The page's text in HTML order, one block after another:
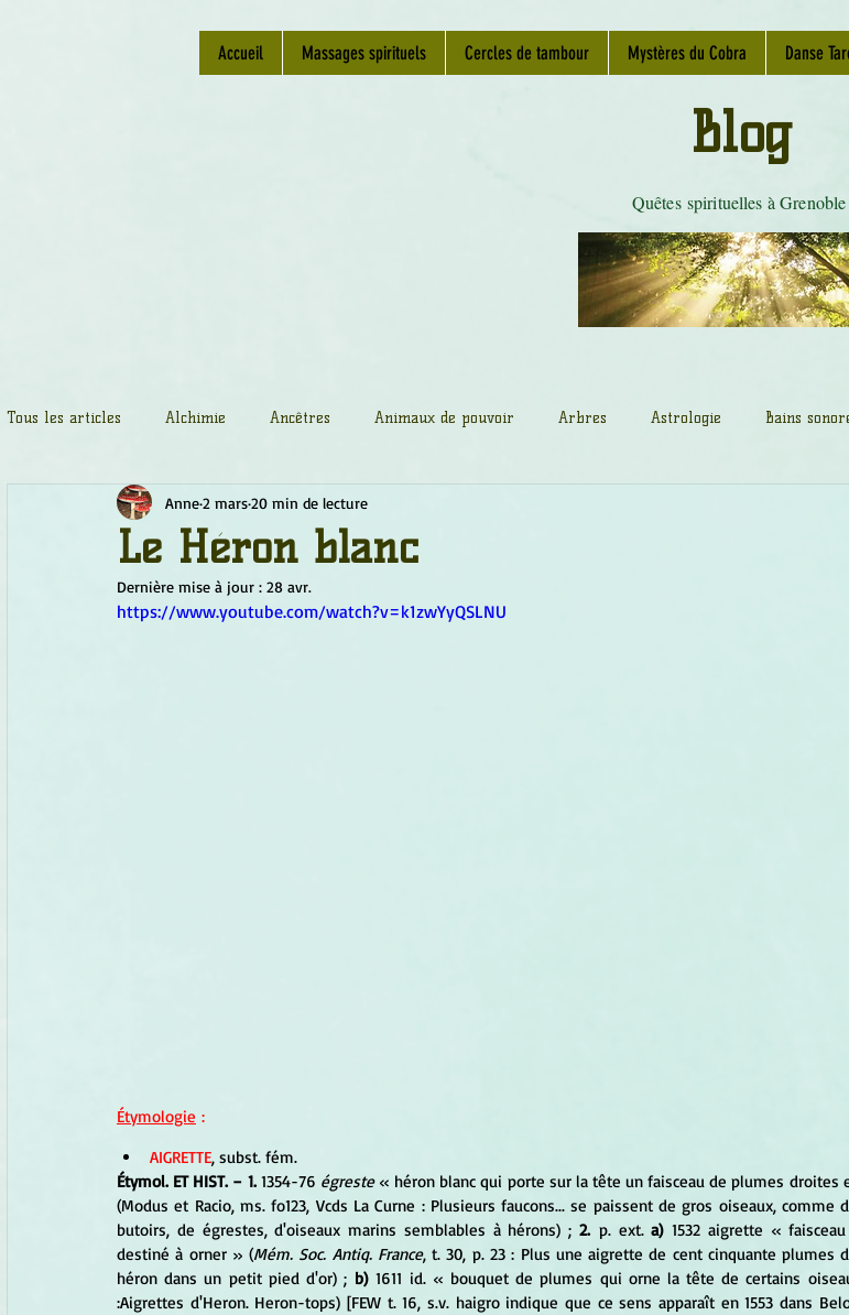
Accueil Massages spirituels Cercles de tambour Mystères du Cobra Danse
Quêtes spirituelles à Grenoble
Blog
Tous les articles Alchimie Ancêtres Animaux de pouvoir Arbres Astrologie Bains
Chamanisme Champignons Conscience
Fleurs de Bach Géométrie sacrée
Le Héron blanc
Anne2 mars20 min de lecture
Dernière mise à jour : 28 avr.
https://www.youtube.com/watch?v=k1zwYyQSLNU
Étymologie :
AIGRETTE, subst. fém.
Étymol. ET HIST. − 1. 1354-76 égreste « héron blanc qui porte sur la tête un faisceau de plumes droites
(Modus et Racio, ms. fo123, Vcds La Curne : Plusieurs faucons... se paissent de gros oiseaux, comme
butoirs, de égrestes, d'oiseaux marins semblables à hérons) ; 2. p. ext. a) 1532 aigrette «
destiné à orner » (Mém. Soc. Antiq. France, t. 30, p. 23 : Plus une aigrette de cent cinquante plumes
héron dans un petit pied d'or) ; b) 1611 id. « bouquet de plumes qui orne la tête de certains
:Aigrettes d'Heron. Heron-tops) [FEW t. 16, s.v. haigro indique que ce sens apparaît en 1553 dans